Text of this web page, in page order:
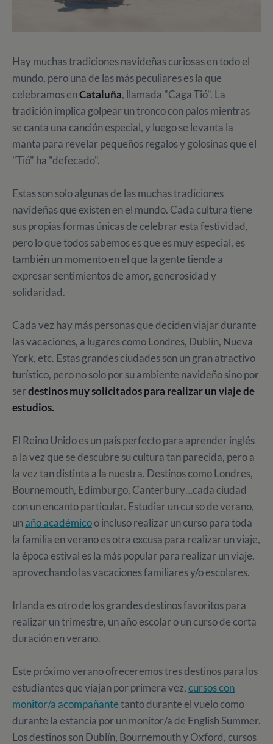
Hay muchas tradiciones navideñas curiosas en todo el
mundo, pero una de las más peculiares es la que
celebramos enCataluña, llamada "Caga Tió". La
tradición implica golpear un tronco con palos mientras
se canta una canción especial, y luego se levanta la
manta para revelar pequeños regalos y golosinas que el
"Tió" ha "defecado".
Estas son solo algunas de las muchas tradiciones
navideñas que existen en el mundo. Cada cultura tiene
sus propias formas únicas de celebrar esta festividad,
pero lo que todos sabemos es que es muy especial, es
también un momento en el que la gente tiende a
expresar sentimientos de amor, generosidad y
solidaridad.
Cada vez hay más personas que deciden viajar durante
las vacaciones, a lugares como Londres, Dublín, Nueva
York, etc. Estas grandes ciudades son un gran atractivo
turístico, pero no solo por su ambiente navideño sino por
serdestinos muy solicitados para realizar un viaje de
estudios.
El Reino Unido es un país perfecto para aprender inglés
a la vez que se descubre su cultura tan parecida, pero a
la vez tan distinta a la nuestra. Destinos como Londres,
Bournemouth, Edimburgo, Canterbury…cada ciudad
con un encanto particular. Estudiar un curso de verano,
unaño académicoo incluso realizar un curso para toda
la familia en verano es otra excusa para realizar un viaje,
la época estival es la más popular para realizar un viaje,
aprovechando las vacaciones familiares y/o escolares.
Irlanda es otro de los grandes destinos favoritos para
realizar un trimestre, un año escolar o un curso de corta
duración en verano.
Este próximo verano ofreceremos tres destinos para los
estudiantes que viajan por primera vez,cursos con
monitor/a acompañantetanto durante el vuelo como
durante la estancia por un monitor/a de English Summer.
Los destinos son Dublín, Bournemouth y Oxford, cursos